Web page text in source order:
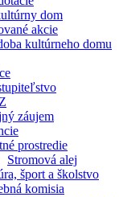
dom
akcie
kultúrneho domu
záujem
prostredie
Stromová alej
šport a školstvo
komisia